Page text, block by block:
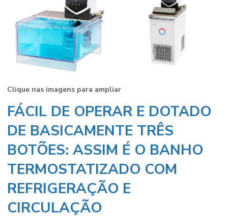
Clique nas imagens para ampliar
FÁCIL DE OPERAR E DOTADO
DE BASICAMENTE TRÊS
BOTÕES: ASSIM É O BANHO
TERMOSTATIZADO COM
REFRIGERAÇÃO E
CIRCULAÇÃO